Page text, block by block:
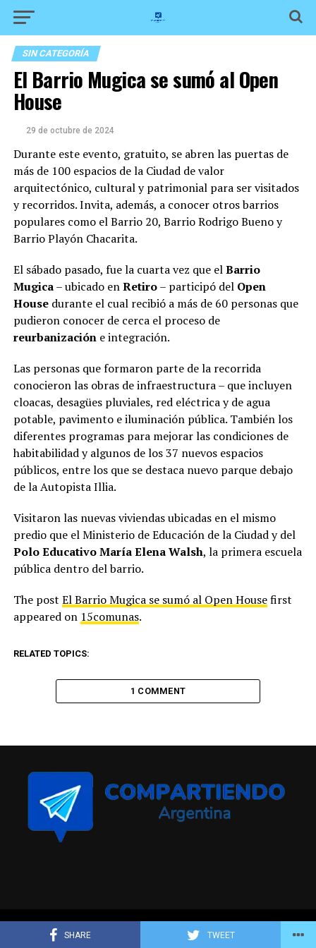
SIN CATEGORÍA
El Barrio Mugica se sumó al Open
House
29 de octubre de 2024
SHARE TWEET
Durante este evento, gratuito, se abren las puertas de
más de 100 espacios de la Ciudad de valor
arquitectónico, cultural y patrimonial para ser visitados
y recorridos. Invita, además, a conocer otros barrios
populares como el Barrio 20, Barrio Rodrigo Bueno y
Barrio Playón Chacarita.
El sábado pasado, fue la cuarta vez que elBarrio
Mugica– ubicado enRetiro– participó del Open
Housedurante el cual recibió a más de 60 personas que
pudieron conocer de cerca el proceso de
reurbanizacióne integración.
Las personas que formaron parte de la recorrida
conocieron las obras de infraestructura – que incluyen
cloacas, desagües pluviales, red eléctrica y de agua
potable, pavimento e iluminación pública. También los
diferentes programas para mejorar las condiciones de
habitabilidad y algunos de los 37 nuevos espacios
públicos, entre los que se destaca nuevo parque debajo
de la Autopista Illia.
Visitaron las nuevas viviendas ubicadas en el mismo
predio que el Ministerio de Educación de la Ciudad y del
Polo Educativo María Elena Walsh, la primera escuela
pública dentro del barrio.
The post El Barrio Mugica se sumó al Open Housefirst
appeared on 15comunas.
RELATED TOPICS:
1 COMMENT
Compartiendo Argentina © Todos los derechos reservados